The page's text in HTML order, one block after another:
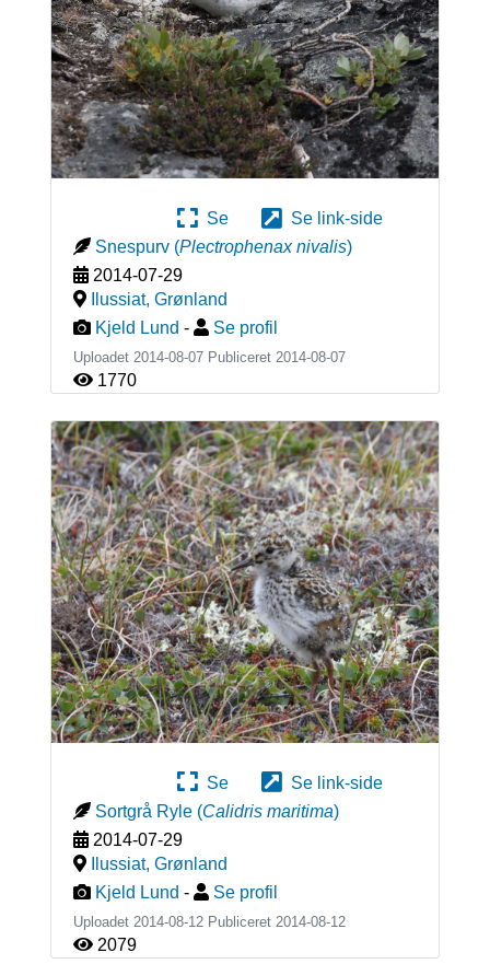
Se
Se link-side
Snespurv (Plectrophenax nivalis)
2014-07-29
Ilussiat, Grønland
Kjeld Lund - Se profil
Uploadet 2014-08-07 Publiceret 2014-08-07
1770
Se
Se link-side
Sortgrå Ryle (Calidris maritima)
2014-07-29
Ilussiat, Grønland
Kjeld Lund - Se profil
Uploadet 2014-08-12 Publiceret 2014-08-12
2079